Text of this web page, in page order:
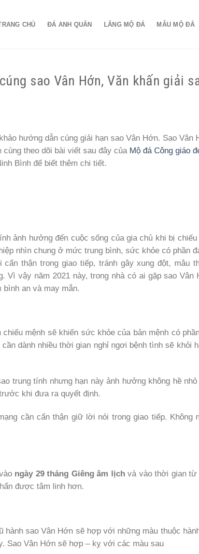
CHỦ ĐÁ ANH QUÂN LĂNG MỘ ĐÁ MẪU MỘ ĐÁ
sao Vân Hớn, Văn khấn giải
hướng dẫn cúng giải hạn sao Vân Hớn. Sao Vân
theo dõi bài viết sau đây của Mộ đá Công giáo
Bình để biết thêm chi tiết.
ảnh hưởng đến cuộc sống của gia chủ khi bị
nhìn chung ở mức trung bình, sức khỏe có phần
thận trong giao tiếp, tránh gây xung đột, mâu
Vì vậy năm 2021 này, trong nhà có ai gặp sao Vân
bình an và may mắn.
mệnh sẽ khiến sức khỏe của bản mệnh có
dành nhiều thời gian nghỉ ngơi bệnh tình sẽ khỏi
trung tính nhưng hạn này ảnh hưởng không hề
khi đưa ra quyết định.
cần cẩn thận giữ lời nói trong giao tiếp. Không
ngày 29 tháng Giêng âm lịchvà vào thời gian từ
được tâm linh hơn.
hành sao Vân Hớn sẽ hợp với những màu thuộc
Sao Vân Hớn sẽ hợp – kỵ với các màu sau